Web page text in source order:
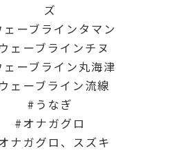
ズ
ェーブラインタマン
ウェーブラインチヌ
ェーブライン丸海津
ウェーブライン流線
うなぎ
オナガグロ
ナガグロ、スズキ